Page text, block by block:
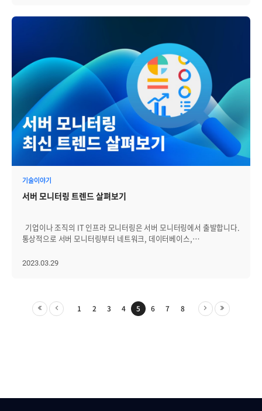
이뤄져 있습니다. l Trace: Trace는 서비스 간의 호출 경로와 시간
호출 관계와 시간 정보를 담고 있습니다. l Span: 분산 추적에서 가장
기본이 되는 논리 단위로 여러 개의 span 이 모여 trace를 완성한다는
개념입니다. 각각의 Span은 작업이름, 시작 시간과 종료 시간, key
value 형태의 tags 와 Logs, span contexts를 가지고 있습니다.
Span contexts는 분산추적을 하기위해 Trace 구간에서 종속된
Span을 구별할 수 있는 Span id와 Trace id를 말합니다. l Collector:
Collector는 Trace 정보를 수집하고 저장하는 역할로, Trace 정보를
수집하기 위한 에이전트와 수집된 Trace 정보를 저장하고 분석하기
위한 Backend로 이뤄져 있습니다. (출처: [MSA] OpenTracing,
분산추적(Distributed Tracing) 과 Span context, KSR의 저장소)
이렇게 옵저버빌리티를 구현하기 위한 로깅, 매트릭, 트레이싱 등 세
조합되어야 합니다. 다음 블로그에서는 그와 같은 정보 소스들을 다루어
옵저버빌리티를 구현하기 위해서 널리 사용되는 대표적인 오픈
소스들을 알아보고 Zenius-EMS에서는 옵저버빌리티 향상을 위해서
추가적인 비용이 발생할 수 있습니다. 둘째, 보안 문제입니다. 기업은
하며, 이를 클라우드 환경에 적용하는 것이 쉽지 않습니다. 특히 복잡한
멀티클라우드 환경에서는 견고하게 클라우드 보안 아키텍처를 구축하기
어렵고 외주 처리에 따라 많은 비용이 듭니다. 셋째, 성능 문제입니다.
클라우드에서는 다른 기업과 리소스를 공유하기 때문에 성능 문제가
발생할 수 있습니다. 또, 클라우드 환경에서 애플리케이션 및 데이터를
조작하는 데 필요한 대역폭이 충분하지 않을 경우 성능 문제가 발생할 수
있습니다. 따라서 기업은 성능 문제로 인해 클라우드 송환을 선택할 수
있습니다. 넷째, 제어 문제입니다. 클라우드에서는 기본적으로
클라우드 제공자가 인프라 관리와 보안을 담당합니다. 이는 기업이
클라우드 환경에서는 많은 경우 애플리케이션, 데이터, 서비스 등을
선택할 수 있습니다. 클라우드 송환의 이점 클라우드 송환(Cloud
repatriation)은 기업에게 여러 가지 이점을 제공합니다. 첫째, 기업은
해주며, 제어력을 높임으로써 IT 부서가 잠재적 문제에 대비해
인사이트와 더 나은 계획을 수립할 수 있게 해줍니다. 클라우드에서는
때문에, 이를 직접 제어할 수 없습니다. 클라우드 송환에 적합한
수 있습니다. 한때 퍼블릭 클라우드가 모든 문제의 해답이라고
생각했다가 퍼블릭 클라우드의 비용 특성과 이점이 기업의 상황과는
BB데이에 참석하고 있고, 재참석률도 높은 편입니다. 같은 직급끼리,
또는 사수나 상사와 함께 참석해 즐거운 시간을 보내고 있습니다!
브레인저가 있는 곳에 빠질 수 없는 선근님 이날도 참석해서
브레인저들과 잠깐 술 한 잔하고, 불편해할까봐 금세 자리를
비우셨어요. 이번 BB데이에는 벚꽃 2행시를 짓는 이벤트를
준비했습니다. 이달에 입사한 개발4그룹의 채욱님이 상품을
받아갔어요. 그리고 행사 콘셉트에 맞춰 준비한 벚꽃잔을 가져 간
브레인저도 있었습니다. 그리고 이날은 특별히, 사내 보드게임 동호회
'하드보드지' 멤버들이 BB데이에 단체로 참석했다가, 행사가 끝난 후
모여서 보드게임을 즐기다 돌아갔습니다. 역대 많은 인원들이 모여,
평소 잘 몰랐던 브레인저들 간 서로 인사를 나누기도 하고 서로 어떤
일을 하는지에 대해서도 이야기 나누며 알찬 시간을 보냈습니다! 다음
달이면, BB데이가 1주년을 맞이합니다. 4월 BB데이도 기대해주세요.
기술이야기
서버 모니터링 트렌드 살펴보기
기업이나 조직의 IT 인프라 모니터링은 서버 모니터링에서 출발합니다.
통상적으로 서버 모니터링부터 네트워크, 데이터베이스,
것이 일반적입니다. 서버는 초창기 메인 프레임부터 유닉스 서버,
프레임의 시대와 수천, 수만대의 서버팜을 관리해야 하는 시대의
모니터링 개념은 달라야 합니다. 또, 가상화 시대를 맞아 물리적 서버
2023.03.29
1 2 3 4 5 6 7 8